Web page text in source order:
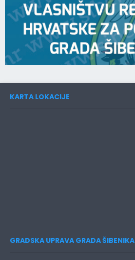
KARTA LOKACIJE
GRADSKA UPRAVA GRADA ŠIBENIKA